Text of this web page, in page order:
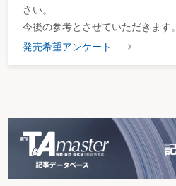
さい。
今後の参考とさせていただきます。
発売希望アンケート